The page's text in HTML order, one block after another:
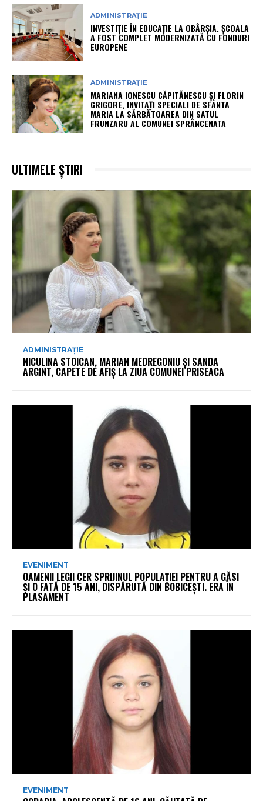
ADMINISTRAȚIE
INVESTIȚIE ÎN EDUCAȚIE LA OBÂRȘIA. ȘCOALA
A FOST COMPLET MODERNIZATĂ CU FONDURI
EUROPENE
ADMINISTRAȚIE
MARIANA IONESCU CĂPITĂNESCU ȘI FLORIN
GRIGORE, INVITAȚI SPECIALI DE SFÂNTA
MARIA LA SĂRBĂTOAREA DIN SATUL
FRUNZARU AL COMUNEI SPRÂNCENATA
ULTIMELE ȘTIRI
ADMINISTRAȚIE
NICULINA STOICAN, MARIAN MEDREGONIU ȘI SANDA
ARGINT, CAPETE DE AFIȘ LA ZIUA COMUNEI PRISEACA
EVENIMENT
OAMENII LEGII CER SPRIJINUL POPULAȚIEI PENTRU A GĂSI
ȘI O FATĂ DE 15 ANI, DISPĂRUTĂ DIN BOBICEȘTI. ERA ÎN
PLASAMENT
EVENIMENT